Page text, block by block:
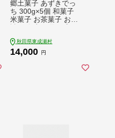
郷土菓子 あずきでっ
ち 300g×5個 和菓子
米菓子 お茶菓子 お茶
秋田県東成瀬村
14,000 円